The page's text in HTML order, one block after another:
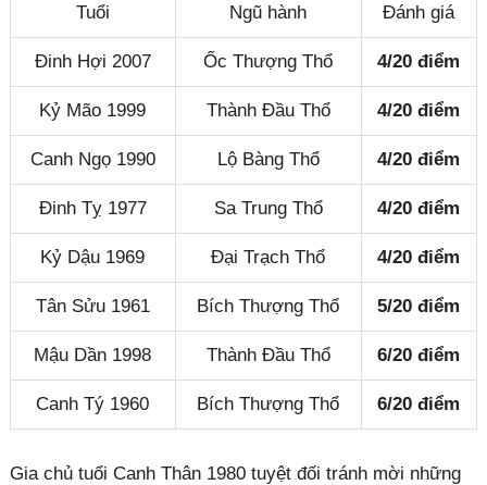
Tuổi Ngũ hành Đánh giá
Đinh Hợi 2007 Ốc Thượng Thổ 4/20 điểm
Kỷ Mão 1999 Thành Đầu Thổ 4/20 điểm
Canh Ngọ 1990 Lộ Bàng Thổ 4/20 điểm
Đinh Tỵ 1977 Sa Trung Thổ 4/20 điểm
Kỷ Dậu 1969 Đại Trạch Thổ 4/20 điểm
Tân Sửu 1961 Bích Thượng Thổ 5/20 điểm
Mậu Dần 1998 Thành Đầu Thổ 6/20 điểm
Canh Tý 1960 Bích Thượng Thổ 6/20 điểm
Gia chủ tuổi Canh Thân 1980 tuyệt đối tránh mời những